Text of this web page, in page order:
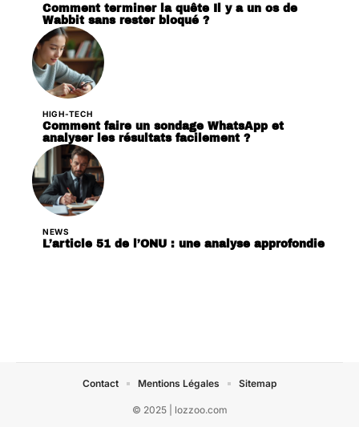
Comment terminer la quête Il y a un os de
Wabbit sans rester bloqué ?
HIGH-TECH
Comment faire un sondage WhatsApp et
analyser les résultats facilement ?
NEWS
L’article 51 de l’ONU : une analyse approfondie
© 2025 | lozzoo.com
Contact Mentions Légales Sitemap